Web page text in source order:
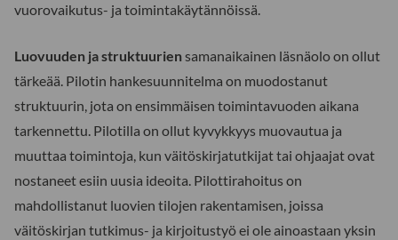
vuorovaikutus- ja toimintakäytännöissä.
Luovuuden ja struktuuriensamanaikainen läsnäolo on ollut
tärkeää. Pilotin hankesuunnitelma on muodostanut
struktuurin, jota on ensimmäisen toimintavuoden aikana
tarkennettu. Pilotilla on ollut kyvykkyys muovautua ja
muuttaa toimintoja, kun väitöskirjatutkijat tai ohjaajat ovat
nostaneet esiin uusia ideoita. Pilottirahoitus on
mahdollistanut luovien tilojen rakentamisen, joissa
väitöskirjan tutkimus- ja kirjoitustyö ei ole ainoastaan yksin